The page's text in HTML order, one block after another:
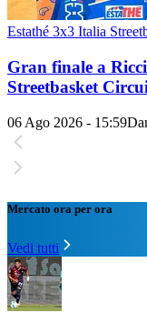
Estathé 3x3 Italia
Gran finale a
Streetbasket
06 Ago 2026 - 15:59
Mercato ora per ora
Vedi tutti